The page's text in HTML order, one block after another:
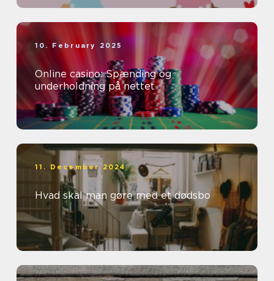
10. February 2025
Online casino: Spænding og
underholdning på nettet
11. December 2024
Hvad skal man gøre med et dødsbo